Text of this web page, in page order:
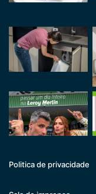
Politica de privacidade